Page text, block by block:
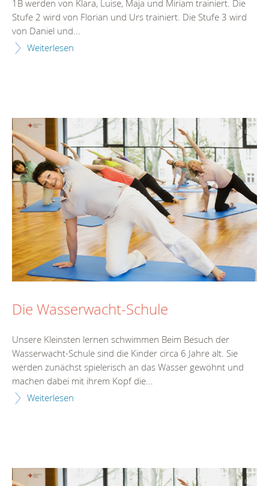
1B werden von Klara, Luise, Maja und Miriam trainiert. Die
Stufe 2 wird von Florian und Urs trainiert. Die Stufe 3 wird
von Daniel und...
Weiterlesen
Die Wasserwacht-Schule
Unsere Kleinsten lernen schwimmen Beim Besuch der
Wasserwacht-Schule sind die Kinder circa 6 Jahre alt. Sie
werden zunächst spielerisch an das Wasser gewöhnt und
machen dabei mit ihrem Kopf die...
Weiterlesen